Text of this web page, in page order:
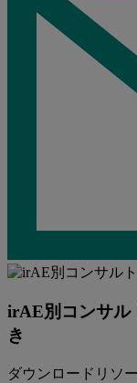
irAE別コンサル
き
ダウンロードリソ